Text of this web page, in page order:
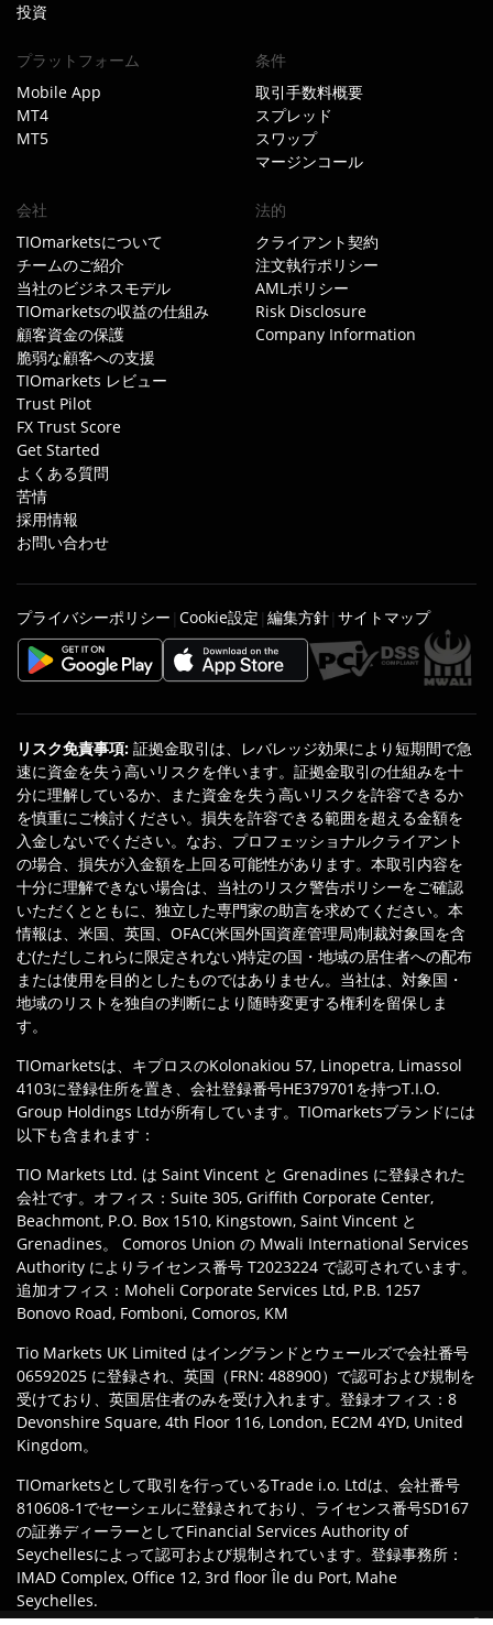
投資
プラットフォーム
Mobile App
MT4
MT5
条件
取引手数料概要
スプレッド
スワップ
マージンコール
会社
TIOmarketsについて
チームのご紹介
当社のビジネスモデル
TIOmarketsの収益の仕組み
顧客資金の保護
脆弱な顧客への支援
TIOmarkets レビュー
Trust Pilot
FX Trust Score
Get Started
よくある質問
苦情
採用情報
お問い合わせ
法的
クライアント契約
注文執行ポリシー
AMLポリシー
Risk Disclosure
Company Information
プライバシーポリシー | Cookie設定 | 編集方針| サイトマップ
リスク免責事項: 証拠金取引は、レバレッジ効果により短期間で急
速に資金を失う高いリスクを伴います。証拠金取引の仕組みを十
分に理解しているか、また資金を失う高いリスクを許容できるか
を慎重にご検討ください。損失を許容できる範囲を超える金額を
入金しないでください。なお、プロフェッショナルクライアント
の場合、損失が入金額を上回る可能性があります。本取引内容を
十分に理解できない場合は、当社のリスク警告ポリシーをご確認
いただくとともに、独立した専門家の助言を求めてください。本
情報は、米国、英国、OFAC(米国外国資産管理局)制裁対象国を含
む(ただしこれらに限定されない)特定の国・地域の居住者への配布
または使用を目的としたものではありません。当社は、対象国・
地域のリストを独自の判断により随時変更する権利を留保しま
す。
TIOmarketsは、キプロスのKolonakiou 57, Linopetra, Limassol
4103に登録住所を置き、会社登録番号HE379701を持つT.I.O.
Group Holdings Ltdが所有しています。TIOmarketsブランドには
以下も含まれます：
TIO Markets Ltd. は Saint Vincent と Grenadines に登録された
会社です。オフィス：Suite 305, Griffith Corporate Center,
Beachmont, P.O. Box 1510, Kingstown, Saint Vincent と
Grenadines。 Comoros Union の Mwali International Services
Authority によりライセンス番号 T2023224 で認可されています。
追加オフィス：Moheli Corporate Services Ltd, P.B. 1257
Bonovo Road, Fomboni, Comoros, KM
Tio Markets UK Limited はイングランドとウェールズで会社番号
06592025 に登録され、英国（FRN: 488900）で認可および規制を
受けており、英国居住者のみを受け入れます。登録オフィス：8
Devonshire Square, 4th Floor 116, London, EC2M 4YD, United
Kingdom。
TIOmarketsとして取引を行っているTrade i.o. Ltdは、会社番号
810608-1でセーシェルに登録されており、ライセンス番号SD167
の証券ディーラーとしてFinancial Services Authority of
Seychellesによって認可および規制されています。登録事務所：
IMAD Complex, Office 12, 3rd floor Île du Port, Mahe
Seychelles.